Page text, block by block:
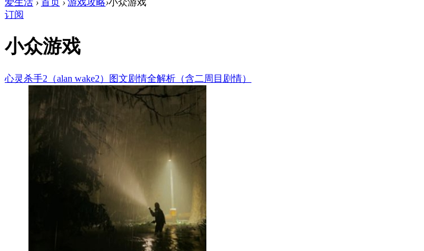
爱生活 › 首页 › 游戏攻略›小众游戏
订阅
小众游戏
心灵杀手2（alan wake2）图文剧情全解析（含二周目剧情）